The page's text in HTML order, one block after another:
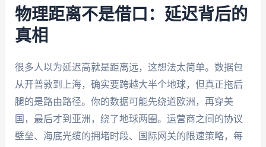
物理距离不是借口：延迟背后的
真相
很多人以为延迟高就是距离远，这想法太简单。数据包
从开普敦到上海，确实要跨越大半个地球，但真正拖后
腿的是路由路径。你的数据可能先绕道欧洲，再穿美
国，最后才到亚洲，绕了地球两圈。运营商之间的协议
壁垒、海底光缆的拥堵时段、国际网关的限速策略，每